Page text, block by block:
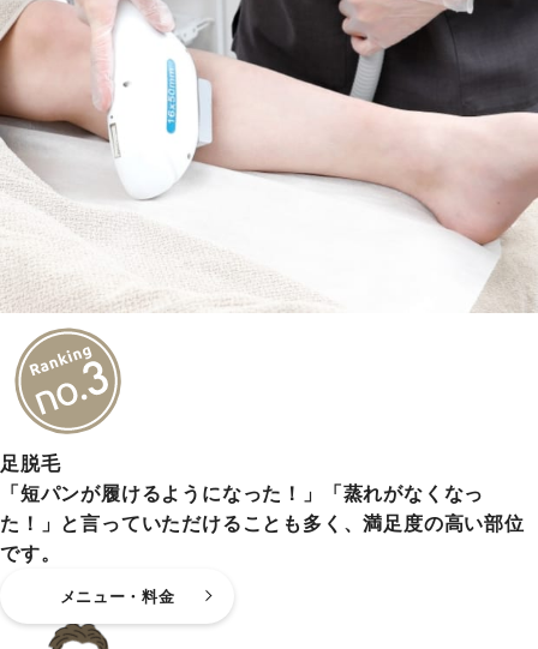
足脱毛
「短パンが履けるようになった！」「蒸れがなくなっ
た！」と言っていただけることも多く、満足度の高い部位
です。
メニュー・料金